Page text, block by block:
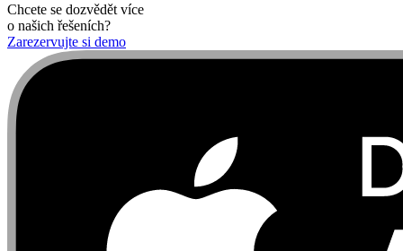
Chcete se dozvědět více
o našich řešeních?
Zarezervujte si demo